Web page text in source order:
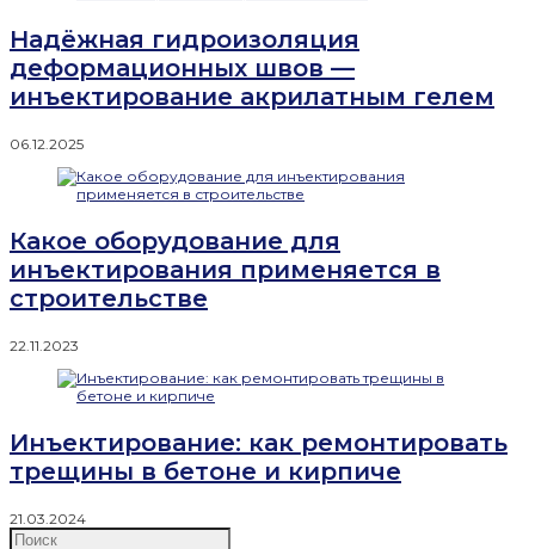
Надёжная гидроизоляция
деформационных швов —
инъектирование акрилатным гелем
06.12.2025
Какое оборудование для
инъектирования применяется в
строительстве
22.11.2023
Инъектирование: как ремонтировать
трещины в бетоне и кирпиче
21.03.2024